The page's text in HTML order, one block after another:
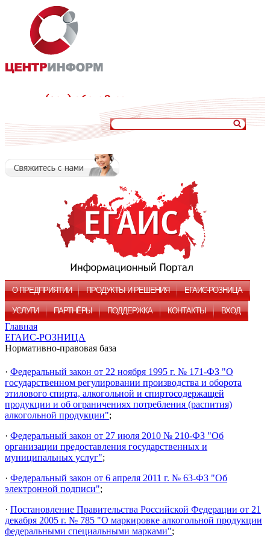
О ПРЕДПРИЯТИИ ПРОДУКТЫ И РЕШЕНИЯ ЕГАИС-РОЗНИЦА
УСЛУГИ ПАРТНЁРЫ ПОДДЕРЖКА КОНТАКТЫ ВХОД
Главная
ЕГАИС-РОЗНИЦА
Нормативно-правовая база
· Федеральный закон от 22 ноября 1995 г. № 171-ФЗ "О
государственном регулировании производства и оборота
этилового спирта, алкогольной и спиртосодержащей
продукции и об ограничениях потребления (распития)
алкогольной продукции";
· Федеральный закон от 27 июля 2010 № 210-ФЗ "Об
организации предоставления государственных и
муниципальных услуг";
· Федеральный закон от 6 апреля 2011 г. № 63-ФЗ "Об
электронной подписи";
· Постановление Правительства Российской Федерации от 21
декабря 2005 г. № 785 "О маркировке алкогольной продукции
федеральными специальными марками";